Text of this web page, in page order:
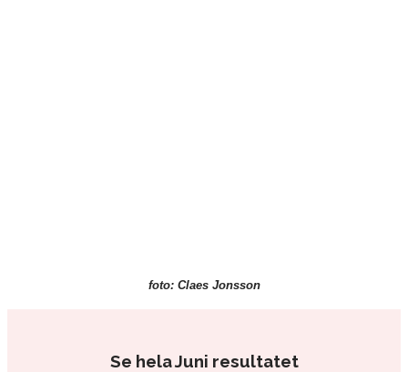
foto: Claes Jonsson
Se hela Juni resultatet